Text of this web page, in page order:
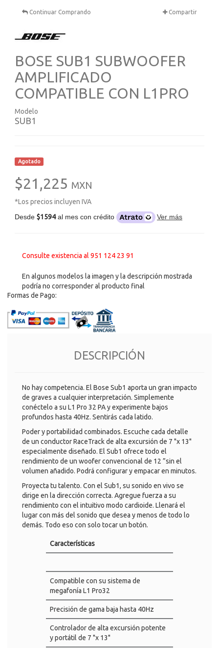
Continuar Comprando Compartir
BOSE SUB1 SUBWOOFER
AMPLIFICADO
COMPATIBLE CON L1PRO
Modelo
SUB1
Agotado
$21,225 MXN
*Los precios incluyen IVA
Desde $1594al mes con crédito Ver más
Consulte existencia al 951 124 23 91
En algunos modelos la imagen y la descripción mostrada
podría no corresponder al producto final
Formas de Pago:
DESCRIPCIÓN
No hay competencia. El Bose Sub1 aporta un gran impacto
de graves a cualquier interpretación. Simplemente
conéctelo a su L1 Pro 32 PA y experimente bajos
profundos hasta 40Hz. Sentirás cada latido.
Poder y portabilidad combinados. Escuche cada detalle
de un conductor RaceTrack de alta excursión de 7 "x 13"
especialmente diseñado. El Sub1 ofrece todo el
rendimiento de un woofer convencional de 12 ”sin el
volumen añadido. Podrá configurar y empacar en minutos.
Proyecta tu talento. Con el Sub1, su sonido en vivo se
dirige en la dirección correcta. Agregue fuerza a su
rendimiento con el intuitivo modo cardioide. Llenará el
lugar con más del sonido que desea y menos de todo lo
demás. Todo eso con solo tocar un botón.
Características
Compatible con su sistema de
megafonía L1 Pro32
Precisión de gama baja hasta 40Hz
Controlador de alta excursión potente
y portátil de 7 "x 13"